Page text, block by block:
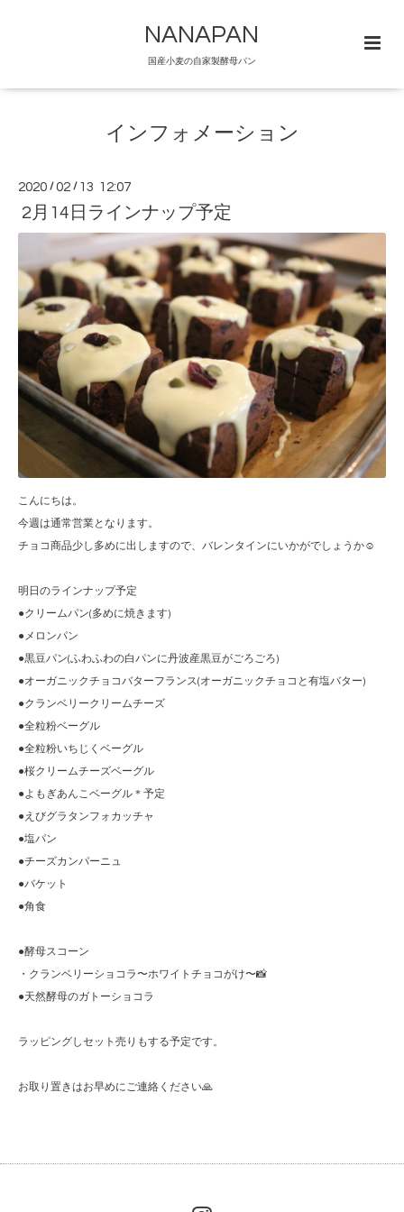
NANAPAN
国産小麦の自家製酵母パン
インフォメーション
2020 /02 / 13 12:07
2月14日ラインナップ予定
こんにちは。
今週は通常営業となります。
チョコ商品少し多めに出しますので、バレンタインにいかがでしょうか☺︎
明日のラインナップ予定
●クリームパン(多めに焼きます)
●メロンパン
●黒豆パン(ふわふわの白パンに丹波産黒豆がごろごろ)
●オーガニックチョコバターフランス(オーガニックチョコと有塩バター)
●クランベリークリームチーズ
●全粒粉ベーグル
●全粒粉いちじくベーグル
●桜クリームチーズベーグル
●よもぎあんこベーグル＊予定
●えびグラタンフォカッチャ
●塩パン
●チーズカンパーニュ
●バケット
●角食
●酵母スコーン
・クランベリーショコラ〜ホワイトチョコがけ〜📸
●天然酵母のガトーショコラ
ラッピングしセット売りもする予定です。
お取り置きはお早めにご連絡ください🙏